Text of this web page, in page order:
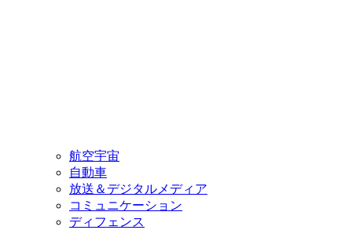
航空宇宙
自動車
放送＆デジタルメディア
コミュニケーション
ディフェンス